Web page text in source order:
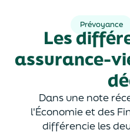
Prévoyance
Les
assurance-
Dans une note
l'Économie et des
différencie les